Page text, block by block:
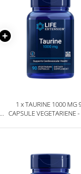
1 x TAURINE 1000 MG
CAPSULE VEGETARIENE -